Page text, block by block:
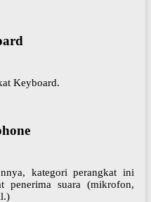
Keyboard.
kategori perangkat ini
penerima suara (mikrofon,